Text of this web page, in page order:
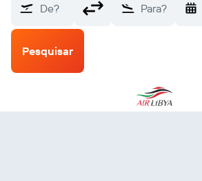
De? Para?
Pesquisar